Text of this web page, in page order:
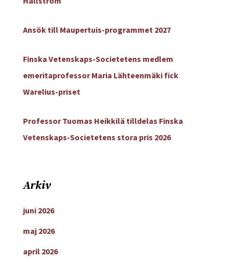
Ansök till Maupertuis-programmet 2027
Finska Vetenskaps-Societetens medlem
emeritaprofessor Maria Lähteenmäki fick
Warelius-priset
Professor Tuomas Heikkilä tilldelas Finska
Vetenskaps-Societetens stora pris 2026
Arkiv
juni 2026
maj 2026
april 2026